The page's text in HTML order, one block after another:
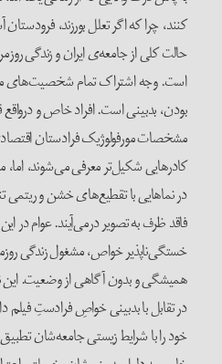
کنند، چرا که اگر تعلل بورزند،
حالت کلی از جامعه‌ی ایران و زندگی
است. وجه اشتراک تمام شخصیت‌های
بودن، بدبینی است. افراد خاص و
مشخصات مورفولوژیک فرادستان
کادرهایی شکیل‌تر معرفی می‌شوند،
در نماهایی با تقطیع‌های خشن و
فاقد ظرف به تصویر درمی‌آیند. عوام در
خستگی‌ناپذیر خواص، مشغول زندگی
همیشگی و بدون آگاهی از وضعیت. این
در تقابل با بدبینی خواصِ فرادستِ فیلم
خود را با شرایط زیستی جامعه‌شان